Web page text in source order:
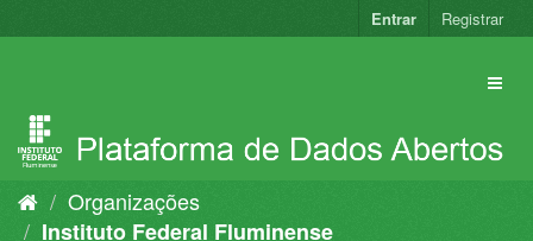
para
Entrar Registrar
Organizações
Instituto Federal Fluminense